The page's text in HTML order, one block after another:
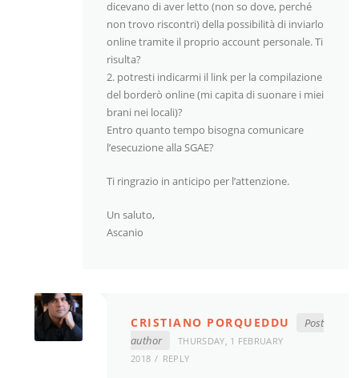
dicevano di aver letto (non so dove, perché
non trovo riscontri) della possibilità di inviarlo
online tramite il proprio account personale. Ti
risulta?
2. potresti indicarmi il link per la compilazione
del borderò online (mi capita di suonare i miei
brani nei locali)?
Entro quanto tempo bisogna comunicare
l’esecuzione alla SGAE?
Ti ringrazio in anticipo per l’attenzione.
Un saluto,
Ascanio
CRISTIANO PORQUEDDU
Post
author
THURSDAY, 1 FEBRUARY
2018
REPLY